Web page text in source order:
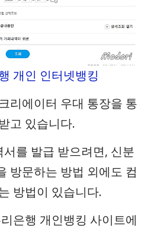
개인 인터넷뱅킹
리에이터 우대 통장을 통
고 있습니다.
를 발급 받으려면, 신분
방문하는 방법 외에도 컴
방법이 있습니다.
은행 개인뱅킹 사이트에